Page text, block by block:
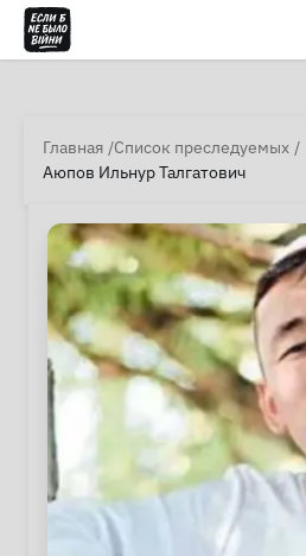
Главная Список преследуемых
Аюпов Ильнур Талгатович